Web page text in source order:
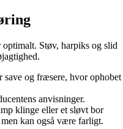
Støv, harpiks og slid
save og fræsere, hvor ophobet
anvisninger.
klinge eller et sløvt bor
kan også være farligt.